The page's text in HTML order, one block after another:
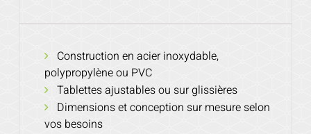
Construction en acier inoxydable,
polypropylène ou PVC
Tablettes ajustables ou sur glissières
Dimensions et conception sur mesure selon
vos besoins